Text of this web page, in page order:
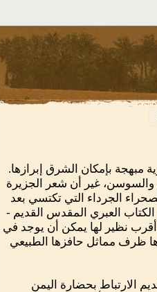
مبهجة بإمكان الشرق إبرازها.
والسوسن، غير أن شعر الجزيرة
الجرداء التي تكتسي بعد
العبري المقدس القديم -
أقرب نظير لها يمكن أن يوجد في
ظرف مماثل حافزها الطبيعي
الارتباط بحضارة اليمن